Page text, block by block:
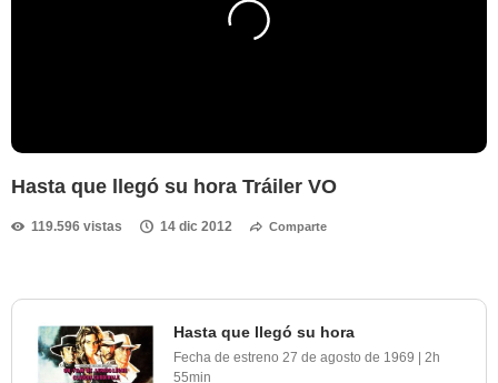
Hasta que llegó su hora Tráiler VO
119.596 vistas 14 dic 2012 Comparte
Hasta que llegó su hora
Fecha de estreno 27 de agosto de 1969 | 2h
55min